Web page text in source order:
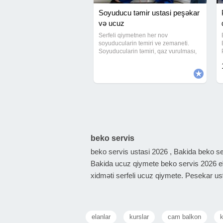
Soyuducu təmir ustasi peşəkar
və ucuz
Serfeli qiymetnen her nov
soyuducularin temiri ve zemaneti.
Soyuducularin təmiri, qaz vurulması,
suyuducu, usta ,
AÇILMASI XİDMƏTİ Şifrə unudulub?